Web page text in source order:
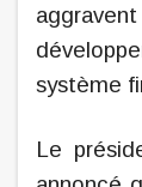
système
Le